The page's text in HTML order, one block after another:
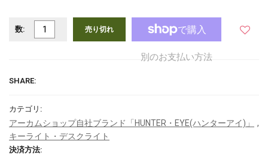
数: 売り切れ
別のお支払い方法
SHARE:
カテゴリ:
アーカムショップ自社ブランド「HUNTER・EYE(ハンターアイ)」 ,
キーライト・デスクライト
決済方法: